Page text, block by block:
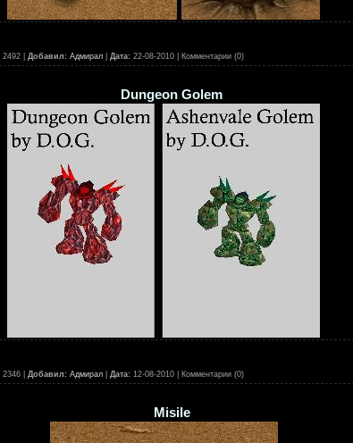
2492 | Добавил: Адмирал Дата: 22-08-2010 | Комментарии (0)
Dungeon Golem
2346 | Добавил: Адмирал Дата: 12-08-2010 | Комментарии (0)
Misile